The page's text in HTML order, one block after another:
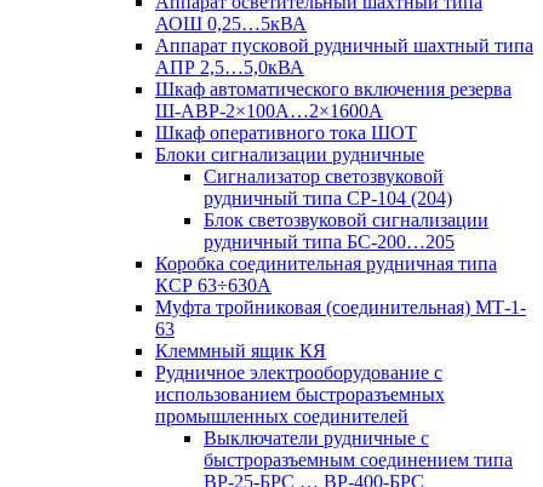
АОШ 0,25…5кВА
Аппарат пусковой рудничный шахтный типа
АПР 2,5…5,0кВА
Шкаф автоматического включения резерва
Ш-АВР-2×100А…2×1600А
Шкаф оперативного тока ШОТ
Блоки сигнализации рудничные
Сигнализатор светозвуковой
рудничный типа СР-104 (204)
Блок светозвуковой сигнализации
рудничный типа БС-200…205
Коробка соединительная рудничная типа
КСР 63÷630А
Муфта тройниковая (соединительная) МТ-1-
63
Клеммный ящик КЯ
Рудничное электрооборудование с
использованием быстроразъемных
промышленных соединителей
Выключатели рудничные с
быстроразъемным соединением типа
ВР-25-БРС … ВР-400-БРС